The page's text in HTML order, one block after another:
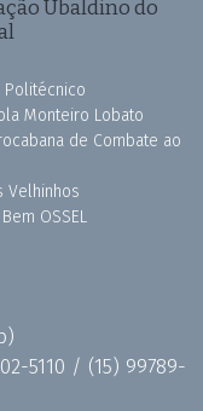
Ubaldino do
Politécnico
Monteiro Lobato
de Combate ao
Velhinhos
OSSEL
5110 / (15) 99789-